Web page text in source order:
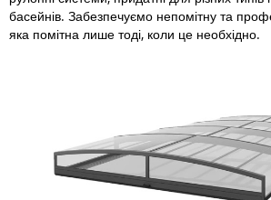
басейнів. Забезпечуємо непомітну та
яка помітна лише тоді, коли це необхідно.